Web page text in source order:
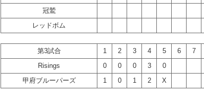
冠鷲
レッドボム
第3試合 1 2 3 4 5 6 7
Risings
0 0 0 3 0
甲府ブルーパーズ
1 0 1 2 X